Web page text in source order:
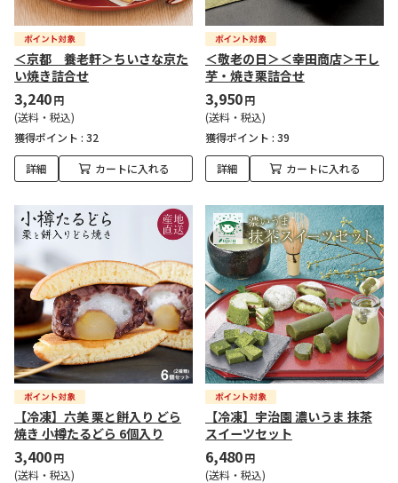
＜京都 養老軒＞ちいさな京た
い焼き詰合せ
3,240円
(送料・税込)
獲得ポイント : 32
詳細 カートに入れる
＜敬老の日＞＜幸田商店＞干し
芋・焼き栗詰合せ
3,950円
(送料・税込)
獲得ポイント : 39
詳細 カートに入れる
【冷凍】六美 栗と餅入り どら
焼き 小樽たるどら 6個入り
3,400円
(送料・税込)
【冷凍】宇治園 濃いうま 抹茶
スイーツセット
6,480円
(送料・税込)